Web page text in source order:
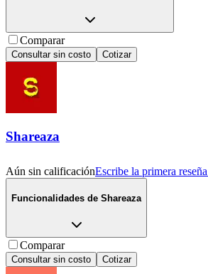
Comparar
Consultar sin costo Cotizar
Shareaza
Aún sin calificaciónEscribe la primera reseña
Funcionalidades de Shareaza
Comparar
Consultar sin costo Cotizar